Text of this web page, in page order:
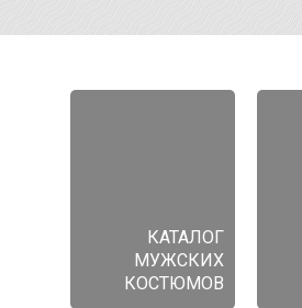
КАТАЛОГ
МУЖСКИХ
КОСТЮМОВ